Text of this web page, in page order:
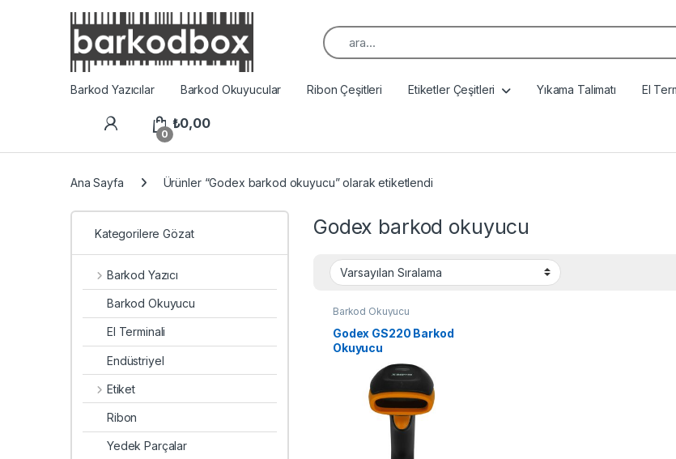
Aramak:
Barkod Yazıcılar Barkod Okuyucular Ribon Çeşitleri Etiketler Çeşitleri Yıkama Talimatı El
0
₺0,00
Ana Sayfa Ürünler “Godex barkod okuyucu” olarak etiketlendi
Godex barkod okuyucu
Barkod Okuyucu
Godex GS220 Barkod
Okuyucu
Kategorilere Gözat
Barkod Yazıcı
Barkod Okuyucu
El Terminali
Endüstriyel
Etiket
Ribon
Yedek Parçalar